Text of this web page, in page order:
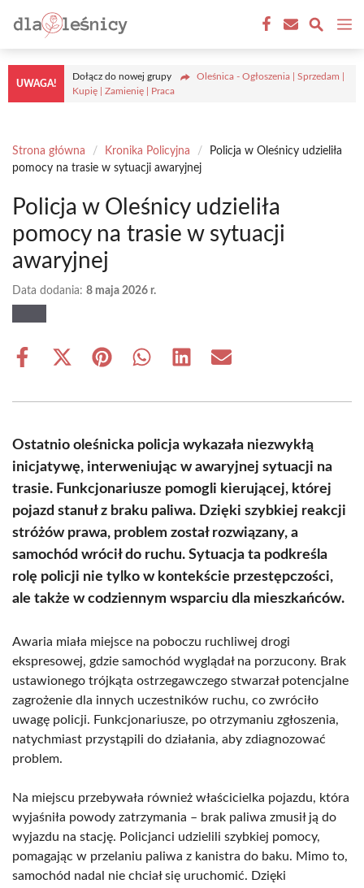
do
treści
UWAGA!
Dołącz do nowej grupy
Oleśnica - Ogłoszenia | Sprzedam |
Kupię | Zamienię | Praca
Strona główna / Kronika Policyjna /
Policja w Oleśnicy udzieliła
pomocy na trasie w sytuacji awaryjnej
Policja w Oleśnicy udzieliła
pomocy na trasie w sytuacji
awaryjnej
Data dodania: 8 maja 2026 r.
Share
Share
(Twitter)
Share Share Share Share
Ostatnio oleśnicka policja wykazała niezwykłą
inicjatywę, interweniując w awaryjnej sytuacji na
trasie. Funkcjonariusze pomogli kierującej, której
pojazd stanuł z braku paliwa. Dzięki szybkiej reakcji
stróżów prawa, problem został rozwiązany, a
samochód wrócił do ruchu. Sytuacja ta podkreśla
rolę policji nie tylko w kontekście przestępczości,
ale także w codziennym wsparciu dla mieszkańców.
Awaria miała miejsce na poboczu ruchliwej drogi
ekspresowej, gdzie samochód wyglądał na porzucony. Brak
ustawionego trójkąta ostrzegawczego stwarzał potencjalne
zagrożenie dla innych uczestników ruchu, co zwróciło
uwagę policji. Funkcjonariusze, po otrzymaniu zgłoszenia,
natychmiast przystąpili do działania, aby zdiagnozować
problem.
Na miejscu przebywała również właścicielka pojazdu, która
wyjaśniła powody zatrzymania – brak paliwa zmusił ją do
wyjazdu na stację. Policjanci udzielili szybkiej pomocy,
pomagając w przelaniu paliwa z kanistra do baku. Mimo to,
samochód nadal nie chciał się uruchomić. Dzięki